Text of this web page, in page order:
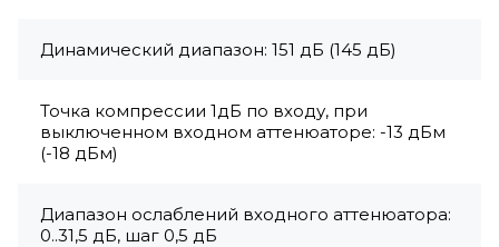
Динамический диапазон: 151 дБ (145 дБ)
Точка компрессии 1дБ по входу, при
выключенном входном аттенюаторе: -13 дБм
(-18 дБм)
Диапазон ослаблений входного аттенюатора:
0..31,5 дБ, шаг 0,5 дБ